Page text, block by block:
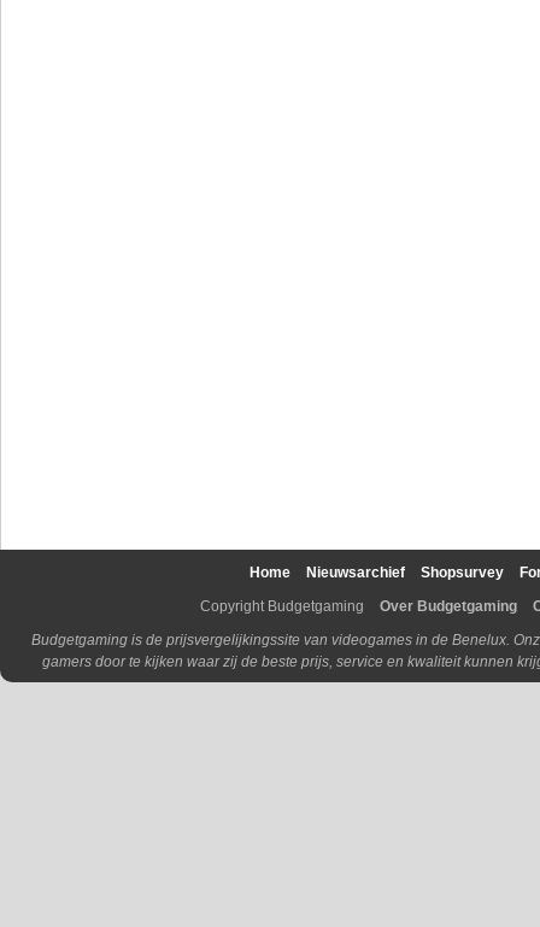
Home Nieuwsarchief Shopsurvey
Copyright Budgetgaming
Over Budgetgaming
Budgetgaming is de prijsvergelijkingssite van videogames in de Benelux.
gamers door te kijken waar zij de beste prijs, service en kwaliteit kunnen